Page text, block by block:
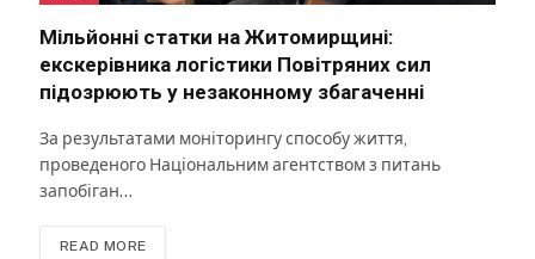
Мільйонні статки на Житомирщині:
екскерівника логістики Повітряних сил
підозрюють у незаконному збагаченні
За результатами моніторингу способу життя,
проведеного Національним агентством з питань
запобіган…
READ MORE